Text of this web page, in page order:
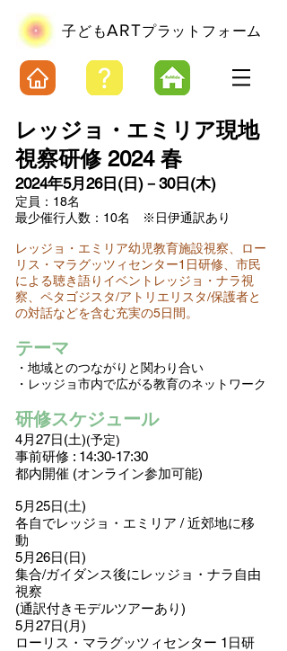
​子どもARTプラットフォーム
レッジョ・エミリア現地
視察研修 2024 春
2024年5月26日(日)－30日(木)
定員：18名
最少催行人数：10名 ※日伊通訳あり
レッジョ・エミリア幼児教育施設視察、ロー
リス・マラグッツィセンター1日研修、市民
による聴き語りイベントレッジョ・ナラ視
察、ペタゴジスタ/アトリエリスタ/保護者と
の対話などを含む充実の5日間。
テーマ
・地域とのつながりと関わり合い
・レッジョ市内で広がる教育のネットワーク
研修スケジュール
4月27日(土)(予定)
事前研修 : 14:30-17:30
都内開催 (オンライン参加可能)
5月25日(土)
各自でレッジョ・エミリア / 近郊地に移
動
5月26日(日)
集合/ガイダンス後に レッジョ・ナラ自由
視察
(通訳付きモデルツアーあり)
5月27日(月)
ローリス・マラグッツィセンター 1 日研